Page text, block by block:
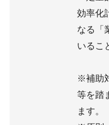
効率化
なる「
いる
※補助
等を踏
ます。